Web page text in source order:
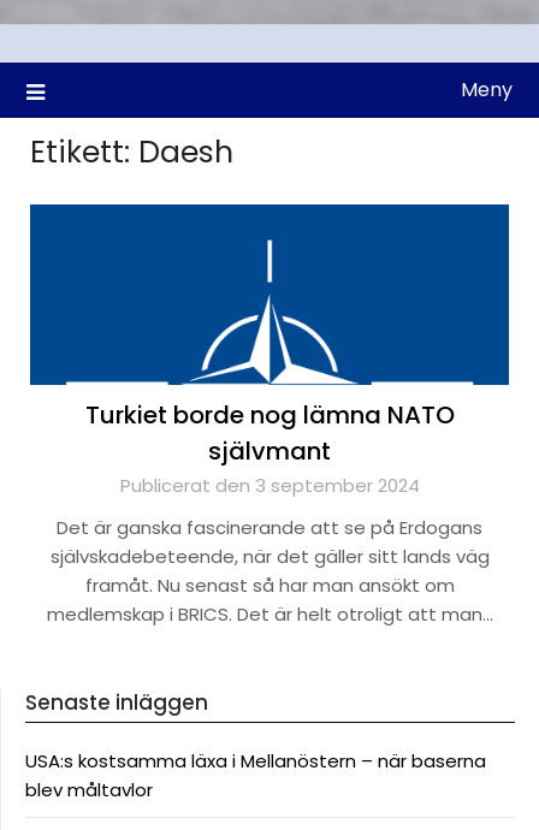
Meny
Etikett: Daesh
Turkiet borde nog lämna NATO
självmant
Publicerat den 3 september 2024
Det är ganska fascinerande att se på Erdogans
självskadebeteende, när det gäller sitt lands väg
framåt. Nu senast så har man ansökt om
medlemskap i BRICS. Det är helt otroligt att man…
Senaste inläggen
USA:s kostsamma läxa i Mellanöstern – när baserna
blev måltavlor